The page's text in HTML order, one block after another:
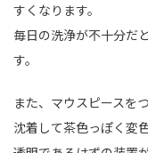
すくなります。
毎日の洗浄が不十分だ
す。
また、マウスピースを
沈着して茶色っぽく変